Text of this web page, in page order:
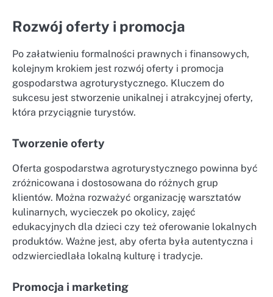
Rozwój oferty i promocja
Po załatwieniu formalności prawnych i finansowych,
kolejnym krokiem jest rozwój oferty i promocja
gospodarstwa agroturystycznego. Kluczem do
sukcesu jest stworzenie unikalnej i atrakcyjnej oferty,
która przyciągnie turystów.
Tworzenie oferty
Oferta gospodarstwa agroturystycznego powinna być
zróżnicowana i dostosowana do różnych grup
klientów. Można rozważyć organizację warsztatów
kulinarnych, wycieczek po okolicy, zajęć
edukacyjnych dla dzieci czy też oferowanie lokalnych
produktów. Ważne jest, aby oferta była autentyczna i
odzwierciedlała lokalną kulturę i tradycje.
Promocja i marketing